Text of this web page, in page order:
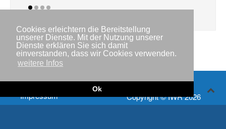
Cookies erleichtern die Bereitstellung
unserer Dienste. Mit der Nutzung unserer
Dienste erklären Sie sich damit
einverstanden, dass wir Cookies verwenden.
weitere Infos
Ok
Impressum
Copyright © IWR 2026